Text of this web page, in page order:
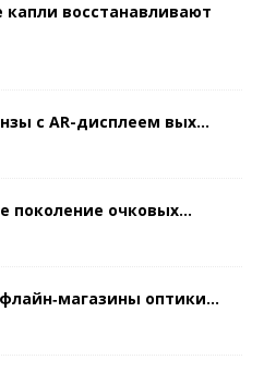
восстанавливают
с AR-дисплеем вых...
поколение очковых...
оптики...